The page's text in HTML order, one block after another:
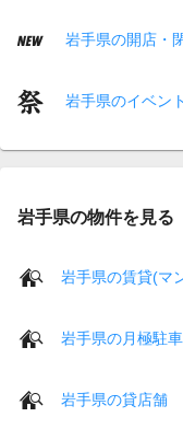
岩手県の開店・
岩手県のイベン
岩手県の物件を見る
岩手県の賃貸(マ
岩手県の月極駐
岩手県の貸店舗